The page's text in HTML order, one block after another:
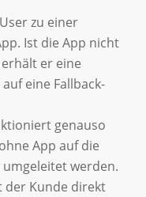
zu einer
Ist die App nicht
er eine
eine Fallback-
genauso
App auf die
werden.
der Kunde direkt